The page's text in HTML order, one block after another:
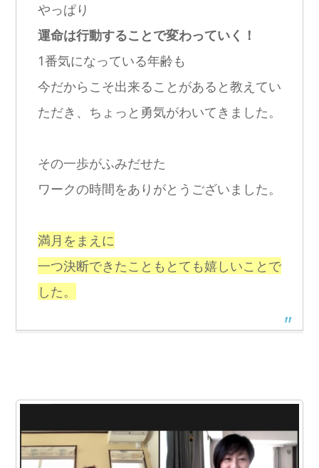
やっぱり
運命は行動することで変わっていく！
1番気になっている年齢も
今だからこそ出来ることがあると教えてい
ただき、ちょっと勇気がわいてきました。
その一歩がふみだせた
ワークの時間をありがとうございました。
満月をまえに
一つ決断できたこともとても嬉しいことで
した。